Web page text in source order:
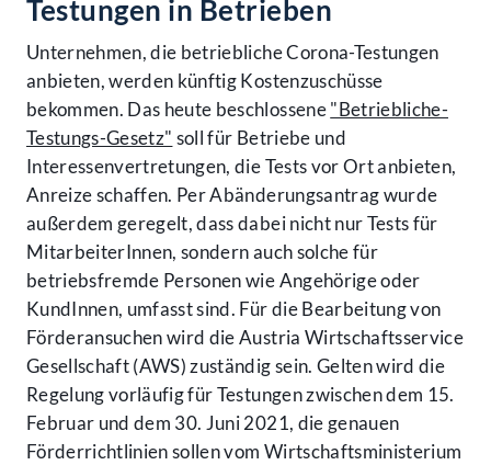
Testungen in Betrieben
Unternehmen, die betriebliche Corona-Testungen
anbieten, werden künftig Kostenzuschüsse
bekommen. Das heute beschlossene"Betriebliche-
Testungs-Gesetz" soll für Betriebe und
Interessenvertretungen, die Tests vor Ort anbieten,
Anreize schaffen. Per Abänderungsantrag wurde
außerdem geregelt, dass dabei nicht nur Tests für
MitarbeiterInnen, sondern auch solche für
betriebsfremde Personen wie Angehörige oder
KundInnen, umfasst sind. Für die Bearbeitung von
Förderansuchen wird die Austria Wirtschaftsservice
Gesellschaft (AWS) zuständig sein. Gelten wird die
Regelung vorläufig für Testungen zwischen dem 15.
Februar und dem 30. Juni 2021, die genauen
Förderrichtlinien sollen vom Wirtschaftsministerium